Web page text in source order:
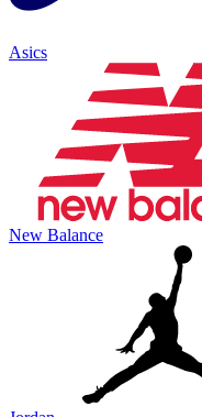
Asics
New Balance